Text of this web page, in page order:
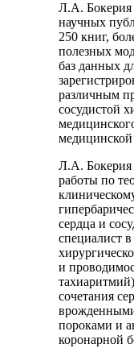
Л.А. Бокерия
научных
250 книг,
полезных
баз данных
различным
сосудистой
медицинской
Л.А. Бокерия
работы по
сердца и
специалист
и
сочетания
пороками и
коронарной